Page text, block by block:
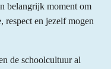
belangrijk moment om
respect en jezelf mogen
de schoolcultuur al